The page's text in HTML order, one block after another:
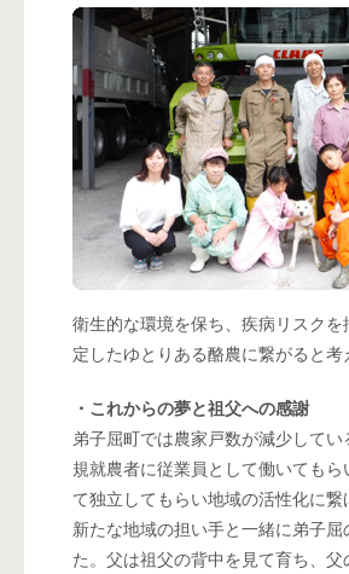
衛生的な環境を保ち、疾病リスク
定したゆとりある酪農に繋がると考
・これからの夢と祖父への感謝
弟子屈町では農家戸数が減少して
規就農者に従業員として働いても
て独立してもらい地域の活性化に
新たな地域の担い手と一緒に弟子
た。父は祖父の背中を見て育ち、